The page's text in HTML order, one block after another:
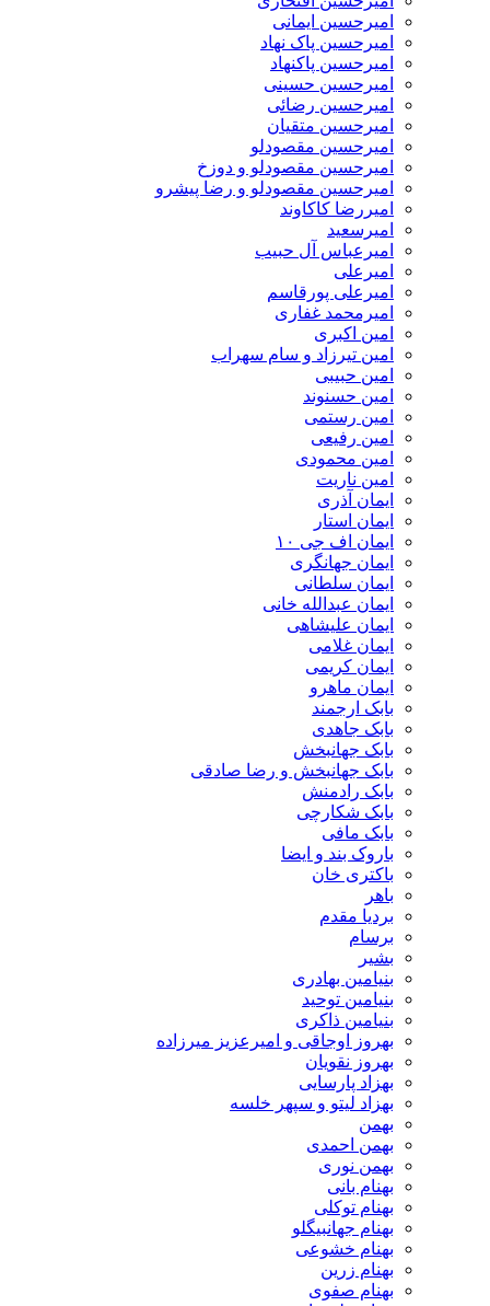
امیرحسین ایمانی
امیرحسین پاک نهاد
امیرحسین پاکنهاد
امیرحسین حسینی
امیرحسین رضائی
امیرحسین متقیان
امیرحسین مقصودلو
امیرحسین مقصودلو و دوزخ
امیرحسین مقصودلو و رضا پیشرو
امیررضا کاکاوند
امیرسعید
امیرعباس آل حبیب
امیرعلی
امیرعلی پورقاسم
امیرمحمد غفاری
امین اکبری
امین تیرزاد و سام سهراب
امین حبیبی
امین حسنوند
امین رستمی
امین رفیعی
امین محمودی
امین ناریت
ایمان آذری
ایمان استار
ایمان اف جی ۱۰
ایمان جهانگری
ایمان سلطانی
ایمان عبدالله خانی
ایمان علیشاهی
ایمان غلامی
ایمان کریمی
ایمان ماهرو
بابک ارجمند
بابک جاهدی
بابک جهانبخش
بابک جهانبخش و رضا صادقی
بابک رادمنش
بابک شکارچی
بابک مافی
باروک بند و ایضا
باکتری خان
باهر
بردیا مقدم
برسام
بشیر
بنیامین بهادری
بنیامین توحید
بنیامین ذاکری
بهروز اوجاقی و امیرعزیز میرزاده
بهروز نقویان
بهزاد پارسایی
بهزاد لیتو و سپهر خلسه
بهمن
بهمن احمدی
بهمن نوری
بهنام بانی
بهنام توکلی
بهنام جهانبیگلو
بهنام خشوعی
بهنام زرین
بهنام صفوی